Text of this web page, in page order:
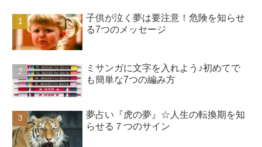
子供が泣く夢は要注意！危険を知らせ
る7つのメッセージ
ミサンガに文字を入れよう♪初めてで
も簡単な7つの編み方
夢占い『虎の夢』☆人生の転換期を知
らせる７つのサイン